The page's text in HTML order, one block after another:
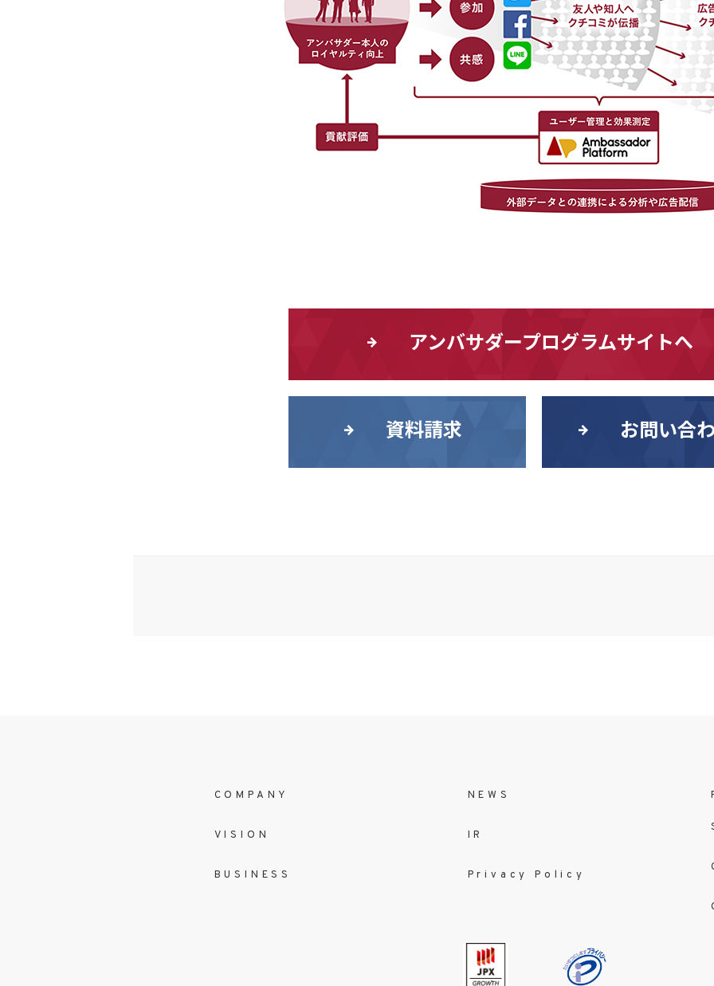
アンバサダープログラムサイトへ
資料請求 お問い合
COMPANY
VISION
BUSINESS
NEWS
IR
Privacy Policy